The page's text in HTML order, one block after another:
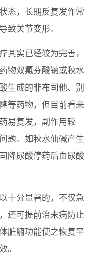
态，长期反复发作常
致关节变形。
其实已经较为完善，
物双氯芬酸钠或秋水
生成的非布司他、别
等药物，但目前看来
易复发，副作用较
题。如秋水仙碱产生
降尿酸停药后血尿酸
十分显著的，不仅急
还可提前治未病防止
脏腑功能使之恢复平
。